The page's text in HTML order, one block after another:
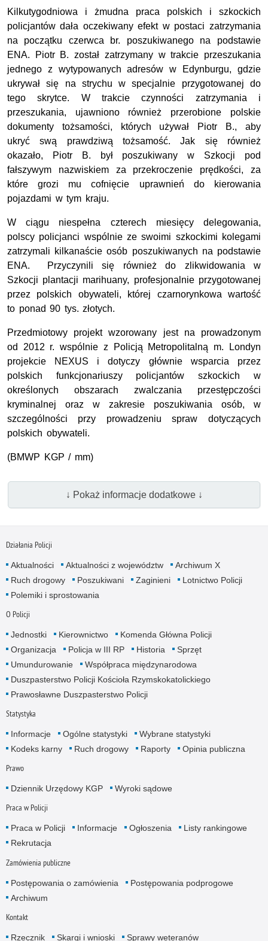
Kilkutygodniowa i żmudna praca polskich i szkockich
policjantów dała oczekiwany efekt w postaci zatrzymania
na początku czerwca br. poszukiwanego na podstawie
ENA.
Piotr B. został zatrzymany w trakcie przeszukania
jednego z wytypowanych adresóww Edynburgu, gdzie
ukrywał się na strychu w specjalnie przygotowanej do
tego skrytce. W trakcie czynności zatrzymania i
przeszukania, ujawniono również przerobione polskie
dokumenty tożsamości, których używał Piotr B., aby
ukryć swą prawdziwą tożsamość. Jak się również
okazało, Piotr B. był poszukiwany w Szkocji pod
fałszywym nazwiskiem za przekroczenie prędkości, za
które grozi mu cofnięcie uprawnień do kierowania
pojazdami w tym kraju.
W ciągu niespełna czterech miesięcy delegowania,
polscy policjanci wspólnie ze swoimi szkockimi kolegami
zatrzymali kilkanaście osób poszukiwanych na podstawie
ENA. Przyczynili się również do zlikwidowania w
Szkocji plantacji marihuany, profesjonalnie przygotowanej
przez polskich obywateli, której czarnorynkowa wartość
to ponad 90 tys. złotych.
Przedmiotowy projekt wzorowany jest na prowadzonym
od 2012 r. wspólnie z Policją Metropolitalną m. Londyn
projekcie NEXUS i dotyczy głównie wsparcia przez
polskich funkcjonariuszy policjantów szkockich w
określonych obszarach zwalczania przestępczości
kryminalnej oraz w zakresie poszukiwania osób, w
szczególności przy prowadzeniu spraw dotyczących
polskich obywateli.
(BMWP KGP / mm)
↓ Pokaż informacje dodatkowe ↓
Działania Policji
Aktualności Aktualności z województw
Archiwum X
Ruch drogowy
Poszukiwani Zaginieni
Lotnictwo Policji
Polemiki i sprostowania
O Policji
Jednostki Kierownictwo
Komenda Główna Policji
Organizacja
Policja w III RP Historia
Sprzęt
Umundurowanie
Współpraca międzynarodowa
Duszpasterstwo Policji Kościoła Rzymskokatolickiego
Prawosławne Duszpasterstwo Policji
Statystyka
Informacje Ogólne statystyki
Wybrane statystyki
Kodeks karny
Ruch drogowy Raporty Opinia publiczna
Prawo
Dziennik Urzędowy KGP Wyroki sądowe
Praca w Policji
Praca w Policji Informacje Ogłoszenia
Listy rankingowe
Rekrutacja
Zamówienia publiczne
Postępowania o zamówienia
Postępowania podprogowe
Archiwum
Kontakt
Rzecznik Skargi i wnioski Sprawy weteranów